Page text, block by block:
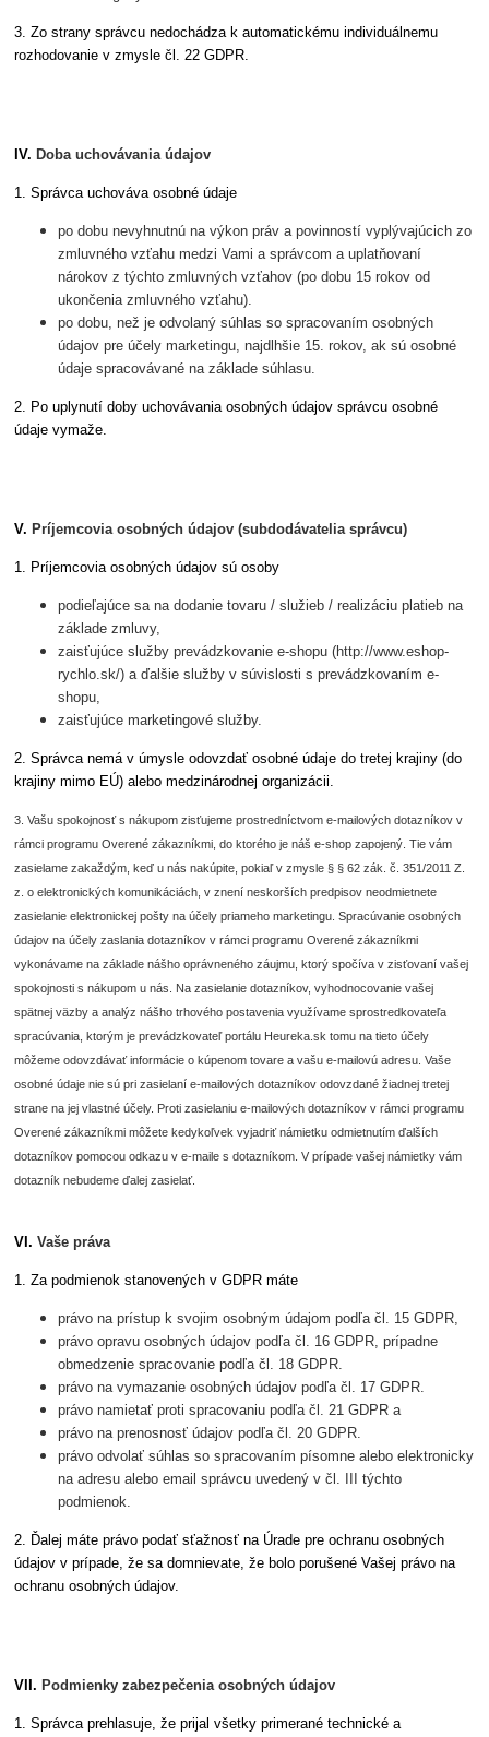
3. Zo strany správcu nedochádza k automatickému individuálnemu
rozhodovanie v zmysle čl. 22 GDPR.
IV.Doba uchovávania údajov
1. Správca uchováva osobné údaje
po dobu nevyhnutnú na výkon práv a povinností vyplývajúcich zo
zmluvného vzťahu medzi Vami a správcom a uplatňovaní
nárokov z týchto zmluvných vzťahov (po dobu 15 rokov od
ukončenia zmluvného vzťahu).
po dobu, než je odvolaný súhlas so spracovaním osobných
údajov pre účely marketingu, najdlhšie 15. rokov, ak sú osobné
údaje spracovávané na základe súhlasu.
2. Po uplynutí doby uchovávania osobných údajov správcu osobné
údaje vymaže.
V.Príjemcovia osobných údajov (subdodávatelia správcu)
1. Príjemcovia osobných údajov sú osoby
podieľajúce sa na dodanie tovaru / služieb / realizáciu platieb na
základe zmluvy,
zaisťujúce služby prevádzkovanie e-shopu (http://www.eshop-
rychlo.sk/) a ďalšie služby v súvislosti s prevádzkovaním e-
shopu,
zaisťujúce marketingové služby.
2. Správca nemá v úmysle odovzdať osobné údaje do tretej krajiny (do
krajiny mimo EÚ) alebo medzinárodnej organizácii.
3. Vašu spokojnosť s nákupom zisťujeme prostredníctvom e-mailových dotazníkov v
rámci programu Overené zákazníkmi, do ktorého je náš e-shop zapojený. Tie vám
zasielame zakaždým, keď u nás nakúpite, pokiaľ v zmysle § § 62 zák. č. 351/2011 Z.
z. o elektronických komunikáciách, v znení neskorších predpisov neodmietnete
zasielanie elektronickej pošty na účely priameho marketingu. Spracúvanie osobných
údajov na účely zaslania dotazníkov v rámci programu Overené zákazníkmi
vykonávame na základe nášho oprávneného záujmu, ktorý spočíva v zisťovaní vašej
spokojnosti s nákupom u nás. Na zasielanie dotazníkov, vyhodnocovanie vašej
spätnej väzby a analýz nášho trhového postavenia využívame sprostredkovateľa
spracúvania, ktorým je prevádzkovateľ portálu Heureka.sk tomu na tieto účely
môžeme odovzdávať informácie o kúpenom tovare a vašu e-mailovú adresu. Vaše
osobné údaje nie sú pri zasielaní e-mailových dotazníkov odovzdané žiadnej tretej
strane na jej vlastné účely. Proti zasielaniu e-mailových dotazníkov v rámci programu
Overené zákazníkmi môžete kedykoľvek vyjadriť námietku odmietnutím ďalších
dotazníkov pomocou odkazu v e-maile s dotazníkom. V prípade vašej námietky vám
dotazník nebudeme ďalej zasielať.
VI.Vaše práva
1. Za podmienok stanovených v GDPR máte
právo na prístup k svojim osobným údajom podľa čl. 15 GDPR,
právo opravu osobných údajov podľa čl. 16 GDPR, prípadne
obmedzenie spracovanie podľa čl. 18 GDPR.
právo na vymazanie osobných údajov podľa čl. 17 GDPR.
právo namietať proti spracovaniu podľa čl. 21 GDPR a
právo na prenosnosť údajov podľa čl. 20 GDPR.
právo odvolať súhlas so spracovaním písomne ​​alebo elektronicky
na adresu alebo email správcu uvedený v čl. III týchto
podmienok.
2. Ďalej máte právo podať sťažnosť na Úrade pre ochranu osobných
údajov v prípade, že sa domnievate, že bolo porušené Vašej právo na
ochranu osobných údajov.
VII.Podmienky zabezpečenia osobných údajov
1. Správca prehlasuje, že prijal všetky primerané technické a